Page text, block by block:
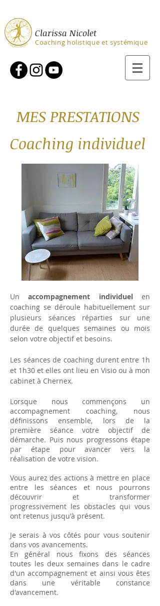
Clarissa Nicolet
Coaching holistique et systémique
MES PRESTATIONS
Coaching individuel
Unaccompagnement individuelen
coaching se déroule habituellement sur
plusieurs séances réparties sur une
durée de quelques semaines ou mois
selon votre objectif et besoins.
Les séances de coaching durent entre 1h
et 1h30 et elles ont lieu en Visio ou à mon
cabinet à Chernex.
Lorsque nous commençons un
accompagnement coaching, nous
définissons ensemble, lors de la
première séance votre objectif de
démarche. Puis nous progressons étape
par étape pour avancer vers la
réalisation de votre vision.
Vous aurez des actions à mettre en place
entre les séances et nous pourrons
découvrir et transformer
progressivement les obstacles qui vous
ont retenus jusqu'à présent.
Je serais à vos côtés pour vous soutenir
dans vos avancements.
En général nous fixons des séances
toutes les deux semaines dans le cadre
d'un accompagnement et ainsi vous êtes
dans une véritable constance
d'avancement.